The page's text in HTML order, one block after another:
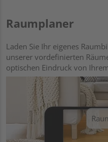
Raumplaner
Laden Sie Ihr eigenes
unserer vordefinierten
optischen Eindruck von